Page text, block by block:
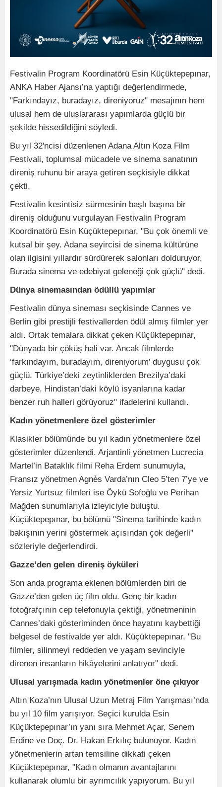
Festivalin Program Koordinatörü Esin Küçüktepepınar,
ANKA Haber Ajansı’na yaptığı değerlendirmede,
"Farkındayız, buradayız, direniyoruz" mesajının hem
ulusal hem de uluslararası yapımlarda güçlü bir
şekilde hissedildiğini söyledi.
Bu yıl 32'ncisi düzenlenen Adana Altın Koza Film
Festivali, toplumsal mücadele ve sinema sanatının
direniş ruhunu bir araya getiren seçkisiyle dikkat
çekti.
Festivalin kesintisiz sürmesinin başlı başına bir
direniş olduğunu vurgulayan Festivalin Program
Koordinatörü Esin Küçüktepepınar, "Bu çok önemli ve
kutsal bir şey. Adana seyircisi de sinema kültürüne
olan ilgisini yıllardır sürdürerek salonları dolduruyor.
Burada sinema ve edebiyat geleneği çok güçlü" dedi.
Dünya sinemasından ödüllü yapımlar
Festivalin dünya sineması seçkisinde Cannes ve
Berlin gibi prestijli festivallerden ödül almış filmler yer
aldı. Ortak temalara dikkat çeken Küçüktepepınar,
"Dünyada bir çöküş hali var. Ancak filmlerde
‘farkındayım, buradayım, direniyorum’ duygusu çok
güçlü. Türkiye’deki zeytinliklerden Brezilya’daki
darbeye, Hindistan’daki köylü isyanlarına kadar
benzer ruh halleri görüyoruz" ifadelerini kullandı.
Kadın yönetmenlere özel gösterimler
Klasikler bölümünde bu yıl kadın yönetmenlere özel
gösterimler düzenlendi. Arjantinli yönetmen Lucrecia
Martel’in Bataklık filmi Reha Erdem sunumuyla,
Fransız yönetmen Agnès Varda’nın Cleo 5’ten 7’ye ve
Yersiz Yurtsuz filmleri ise Öykü Sofoğlu ve Perihan
Mağden sunumlarıyla izleyiciyle buluştu.
Küçüktepepınar, bu bölümü "Sinema tarihinde kadın
bakışının yerini göstermek açısından çok değerli"
sözleriyle değerlendirdi.
Gazze’den gelen direniş öyküleri
Son anda programa eklenen bölümlerden biri de
Gazze’den gelen üç film oldu. Genç bir kadın
fotoğrafçının cep telefonuyla çektiği, yönetmeninin
Cannes’daki gösteriminden önce hayatını kaybettiği
belgesel de festivalde yer aldı. Küçüktepepınar, "Bu
filmler, silinmeyi reddeden ve yaşam sevinciyle
direnen insanların hikâyelerini anlatıyor" dedi.
Ulusal yarışmada kadın yönetmenler öne çıkıyor
Altın Koza’nın Ulusal Uzun Metraj Film Yarışması’nda
bu yıl 10 film yarışıyor. Seçici kurulda Esin
Küçüktepepınar’ın yanı sıra Mehmet Açar, Senem
Erdine ve Doç. Dr. Hakan Erkılıç bulunuyor. Kadın
yönetmenlerin artan temsiline dikkati çeken
Küçüktepepınar, "Kadın olmanın avantajlarını
kullanarak olumlu bir ayrımcılık yapıyorum. Bu yıl